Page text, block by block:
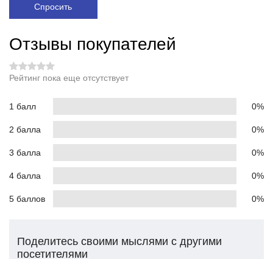
Спросить
Отзывы покупателей
Рейтинг пока еще отсутствует
1 балл 0%
2 балла 0%
3 балла 0%
4 балла 0%
5 баллов 0%
Поделитесь своими мыслями с другими
посетителями